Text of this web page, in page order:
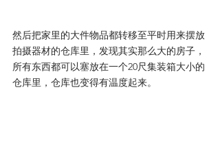
然后把家里的大件物品都转移至平时用来摆放
拍摄器材的仓库里，发现其实那么大的房子，
所有东西都可以塞放在一个20尺集装箱大小的
仓库里，仓库也变得有温度起来。